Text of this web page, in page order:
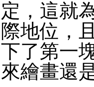
定，這就
際地位，
下了第一
來繪畫還